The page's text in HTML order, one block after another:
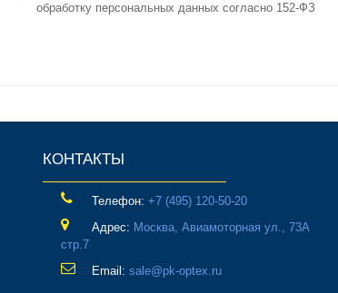
обработку персональных данных согласно 152-ФЗ
КОНТАКТЫ
Телефон: ‎+7 (495) 120-50-20
Адрес: Москва, Авиамоторная ул., 73А
стр.7
Email: sale@pk-optex.ru